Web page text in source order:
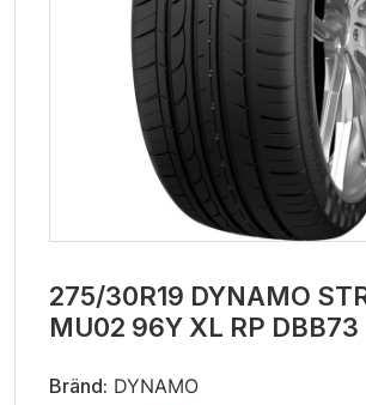
275/30R19 DYNAMO
MU02 96Y XL RP DBB73
Bränd: DYNAMO